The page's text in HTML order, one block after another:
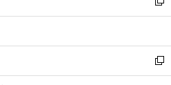
開
ウ
開
く
ィ
ン
ウ
で
開
い
ウ
ン
ド
ウ
新
し
ウ
ィ
ン
新
し